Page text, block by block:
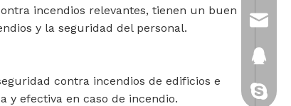
incendios relevantes, tienen un buen
y la seguridad del personal.
contra incendios de edificios e
y efectiva en caso de incendio.
gatito-